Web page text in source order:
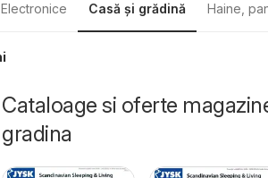
Electronice Casă și grădină Haine,
Cataloage si oferte
gradina